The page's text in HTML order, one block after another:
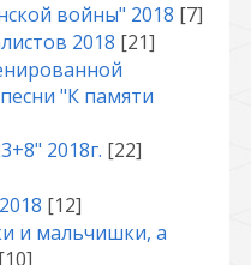
войны" 2018 [7]
2018 [21]
"К памяти
2018г. [22]
[12]
и мальчишки, а
[10]